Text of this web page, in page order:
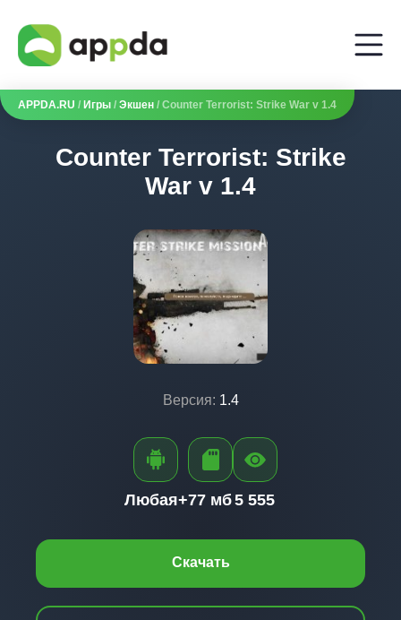
APPDA.RU / Игры / Экшен / Counter Terrorist: Strike War v 1.4
Counter Terrorist: Strike
War v 1.4
Версия: 1.4
Скачать
Любая+77 мб5 555